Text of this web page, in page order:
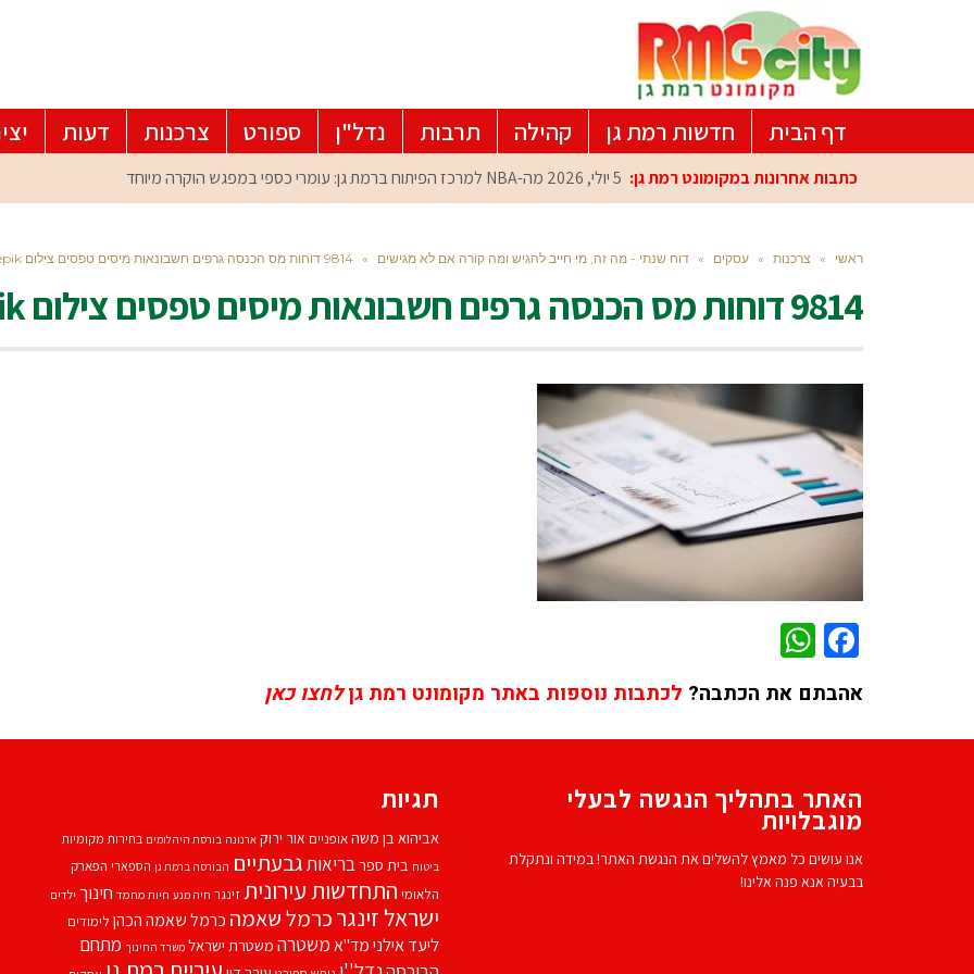
דף הבית חדשות רמת גן קהילה תרבות נדל"ן ספורט צרכנות דעות
כתבות אחרונות במקומונט רמת גן: 5 יולי, 2026 מה-NBA למרכז הפיתוח ברמת גן: עומרי כספי במפגש הוקרה מיוחד
ראשי » צרכנות » עסקים » דוח שנתי - מה זה, מי חייב להגיש ומה קורה אם לא מגישים » 9814 דוחות מס הכנסה גרפים חשבונאות מיסים טפסים צילום freepik
9814 דוחות מס הכנסה גרפים חשבונאות מיסים טפסים צילום freepik
Facebook
אהבתם את הכתבה? לכתבות נוספות באתר מקומונט רמת גןלחצו כאן
האתר בתהליך הנגשה לבעלי
מוגבלויות
אנו עושים כל מאמץ להשלים את הנגשת האתר! במידה ונתקלת
בבעיה אנא פנה אלינו!
תגיות
אביהוא בן משהאופניים אור ירוק ארנונה בורסת היהלומים בחירות מקומיות
ביטוח בית ספרבריאותגבעתיים הבורסה ברמת גן הספארי הפארק
הלאומי התחדשות עירוניתזינגר חיה מנע חיות מחמד חינוך ילדים
ישראל זינגרכרמל שאמה כרמל שאמה הכהן לימודים
ליעד אילנימד''אמשטרה משטרת ישראל משרד החינוך מתחם